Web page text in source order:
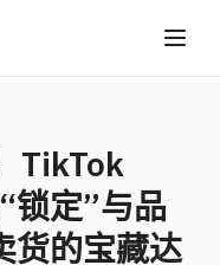
TikTok
锁定”与品
货的宝藏达